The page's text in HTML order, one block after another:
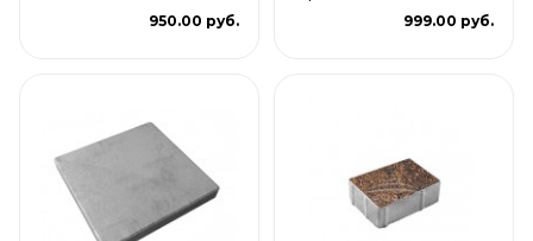
950.00 руб. 999.00 руб.